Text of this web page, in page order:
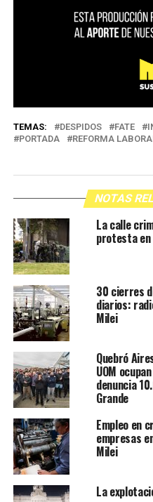
TEMAS: DESPIDOS FATE
PORTADA
REFORMA
NOTAS
La calle
protesta
30 cierres
diarios:
Milei
Quebró
UOM
denuncia
Grande
Empleo en
empresas
Milei
La